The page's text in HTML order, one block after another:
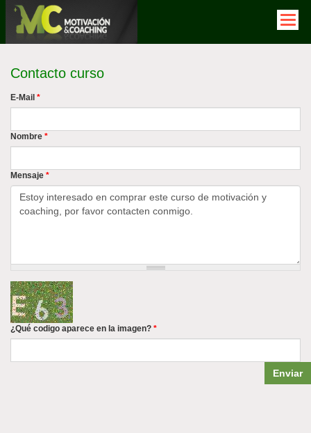
Pasar
contenido
Contacto curso
E-Mail *
Nombre *
Mensaje *
¿Qué codigo aparece en la imagen? *
Enviar